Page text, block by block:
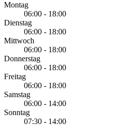
Montag
06:00 - 18:00
Dienstag
06:00 - 18:00
Mittwoch
06:00 - 18:00
Donnerstag
06:00 - 18:00
Freitag
06:00 - 18:00
Samstag
06:00 - 14:00
Sonntag
07:30 - 14:00